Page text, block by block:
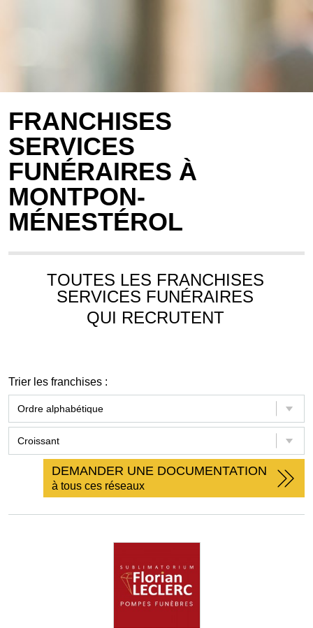
FRANCHISES
SERVICES
FUNÉRAIRES À
MONTPON-
MÉNESTÉROL
TOUTES LES FRANCHISES
SERVICES FUNÉRAIRES
QUI RECRUTENT
Trier les franchises :
DEMANDER UNE DOCUMENTATION
à tous ces réseaux